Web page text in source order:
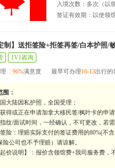
入境次数：多次（以
签证有效期：以使领
制】送拒签险+拒签再签/白本护照/
1V1咨询
96%满意度 最早可办理10-13出行的
围：
大陆因私护照，全国受理；
得或正在申请加拿大移民签/枫叶卡的申
纹/面试时间，一经确认，不可更改，若需
险：理赔实际支付的签证费用的80%(不
险公司也不予理赔）请谅解。
价说明】：报价含领馆费+我司服务费，